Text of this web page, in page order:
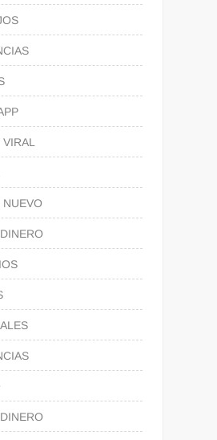
VIRAL
NUEVO